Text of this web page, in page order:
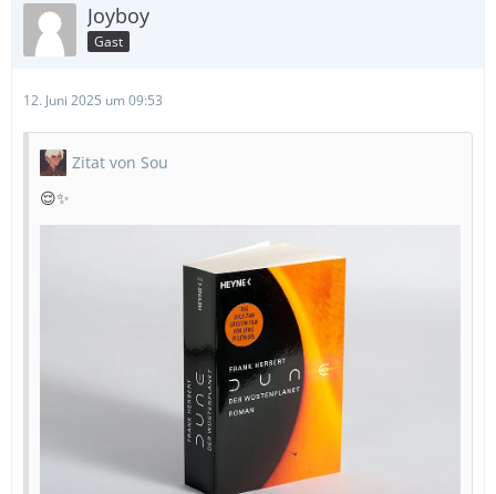
Joyboy
Gast
12. Juni 2025 um 09:53
Zitat von Sou
😌✨️